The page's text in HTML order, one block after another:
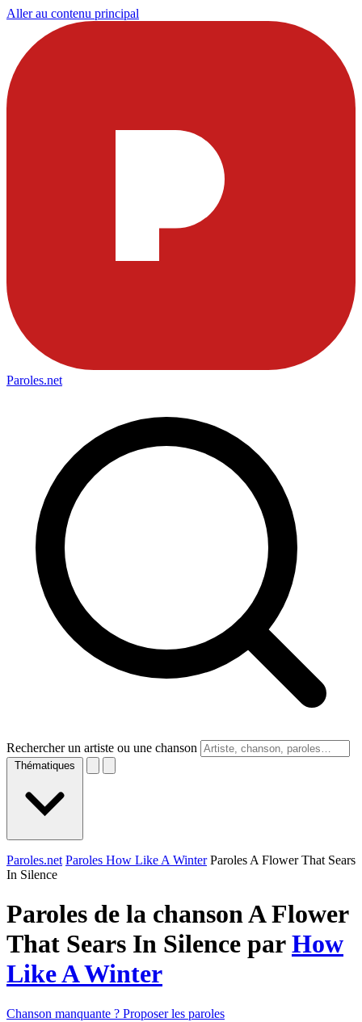
Aller au contenu principal
Paroles.net
Rechercher un artiste ou une chanson
Thématiques
Paroles.net Paroles How Like A Winter Paroles A Flower That Sears
In Silence
Paroles de la chanson A Flower
That Sears In Silence parHow
Like A Winter
Chanson manquante ? Proposer les paroles